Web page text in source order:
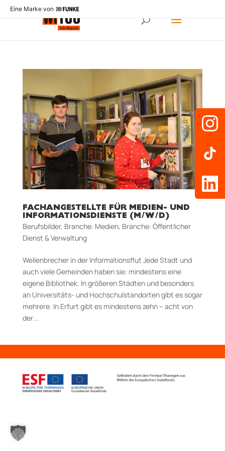
Eine Marke von
FACHANGESTELLTE FÜR MEDIEN- UND
INFORMATIONSDIENSTE (M/W/D)
Berufsbilder, Branche: Medien, Branche: Öffentlicher
Dienst & Verwaltung
Wellenbrecher in der Informationsflut Jede Stadt und
auch viele Gemeinden haben sie: mindestens eine
eigene Bibliothek. In größeren Städten und besonders
an Universitäts­- und Hochschulstandorten gibt es sogar
mehrere. In Erfurt gibt es mindestens zehn – acht von
der...